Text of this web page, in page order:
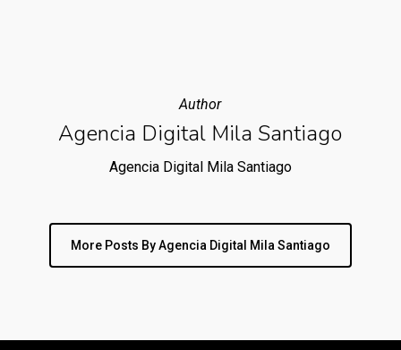
Author
Agencia Digital Mila Santiago
Agencia Digital Mila Santiago
More Posts By Agencia Digital Mila Santiago